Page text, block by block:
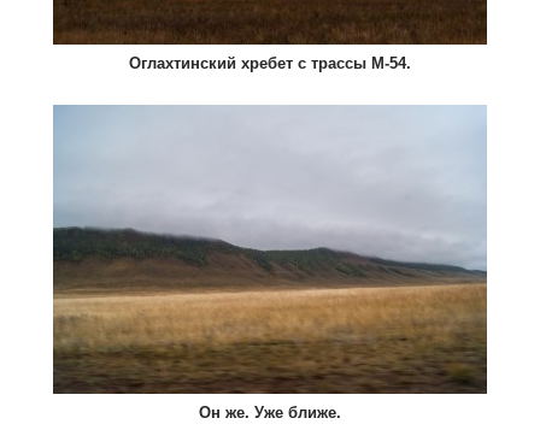
Оглахтинский хребет с трассы М-54.
Он же. Уже ближе.